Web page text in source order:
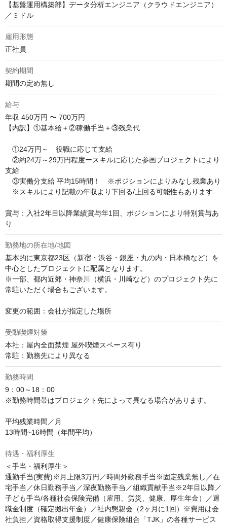
【基盤運用構築部】データ分析エンジニア（クラウドエンジニア）
／ミドル
雇用形態
正社員
契約期間
期間の定め無し
給与
年収 450万円 〜 700万円
【内訳】①基本給＋②稼働手当＋③残業代
①24万円～　役職に応じて支給
②約24万～29万円程度ースキルに応じた参画プロジェクトにより
支給
③実働分支給 平均15時間！　※ポジションによりみなし残業あり
※スキルにより記載の年収より下回る/上回る可能性もあります
賞与：入社2年目以降業績賞与年1回、ポジションにより特別賞与あ
り
勤務地の所在地/地図
基本的に東京都23区（新宿・渋谷・銀座・丸の内・日本橋など）を
中心としたプロジェクトに配属となります。
※一部、都内近郊・神奈川（横浜・川崎など）のプロジェクト先に
常駐いただく場合もございます。
変更の範囲：会社が指定した場所
受動喫煙対策
本社：屋内全面禁煙 屋外喫煙スペース有り
常駐：勤務先により異なる
勤務時間
9：00～18：00
※勤務時間帯はプロジェクト先によって異なる場合があります。
平均残業時間／月
13時間~16時間（年間平均）
待遇・福利厚生
＜手当・福利厚生＞
通勤手当(実費)※月上限3万円／時間外勤務手当※固定残業無し／在
宅手当／休日勤務手当／深夜勤務手当／組織貢献手当※2年目以降／
子ども手当/各種社会保険完備（雇用、労災、健康、厚生年金）／退
職金制度（確定拠出年金）／社内懇親会（2ヶ月に1回）※費用は会
社負担／資格取得支援制度／健康保険組合「TJK」の各種サービス